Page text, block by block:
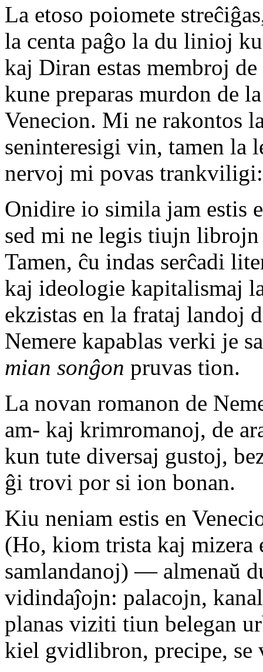
La etoso poiomete
la centa paĝo la du linioj
kaj Diran estas membroj
kune preparas murdon de
Venecion. Mi ne rakontos
seninteresigi vin, tamen
nervoj mi povas
Onidire io simila jam estis
sed mi ne legis tiujn
Tamen, ĉu indas serĉadi
kaj ideologie kapitalismaj
ekzistas en la frataj landoj
Nemere kapablas verki je
mian sonĝon pruvas tion.
La novan romanon de
am- kaj krimromanoj, de
kun tute diversaj gustoj,
ĝi trovi por si ion bonan.
Kiu neniam estis en
(Ho, kiom trista kaj mizera
samlandanoj) — almenaŭ
vidindaĵojn: palacojn,
planas viziti tiun belegan
kiel gvidlibron, precipe, se